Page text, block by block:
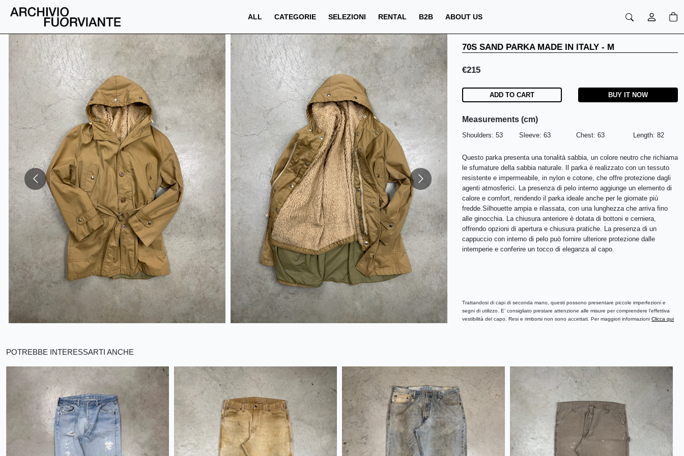
ALL CATEGORIE SELEZIONI RENTAL B2B ABOUT US
PREZZO QTA PREZZO TOTALE
€ €NaN
70S SAND PARKA MADE IN ITALY - M
€215
ADD TO CART BUY IT NOW
Measurements (cm)
Shoulders: 53 Sleeve: 63 Chest: 63 Length: 82
Questo parka presenta una tonalità sabbia, un colore neutro che richiama
le sfumature della sabbia naturale. Il parka è realizzato con un tessuto
resistente e impermeabile, in nylon e cotone, che offre protezione dagli
agenti atmosferici. La presenza di pelo interno aggiunge un elemento di
calore e comfort, rendendo il parka ideale anche per le giornate più
fredde.Silhouette ampia e rilassata, con una lunghezza che arriva fino
alle ginocchia. La chiusura anteriore è dotata di bottoni e cerniera,
offrendo opzioni di apertura e chiusura pratiche. La presenza di un
cappuccio con interno di pelo può fornire ulteriore protezione dalle
intemperie e conferire un tocco di eleganza al capo.
Trattandosi di capi di seconda mano, questi possono presentare piccole imperfezioni e
segni di utilizzo. E’ consigliato prestare attenzione alle misure per comprendere l’effettiva
vestibilità del capo. Resi e rimborsi non sono accettati. Per maggiori informazioni Clicca qui
POTREBBE INTERESSARTI ANCHE